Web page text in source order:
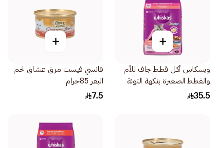
+
ويسكاس أكل قطط جاف للأم
والقطط الصغيرة بنكهة التونة
والسلمون 1.1كيلو
35.5
+
فانسي فيست مرق عشاق لحم
البقر 85جرام
7.5